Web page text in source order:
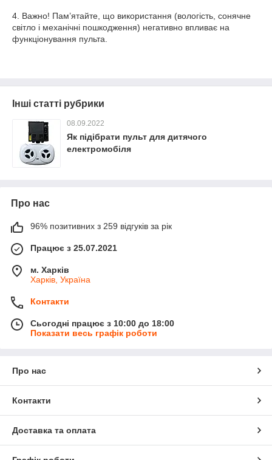
4. Важно! Пам’ятайте, що використання (вологість, сонячне
світло і механічні пошкодження) негативно впливає на
функціонування пульта.
Інші статті рубрики
08.09.2022
Як підібрати пульт для дитячого
електромобіля
Про нас
96% позитивних з 259 відгуків за рік
Працює з 25.07.2021
м. Харків
Харків, Україна
Контакти
Сьогодні працює з 10:00 до 18:00
Показати весь графік роботи
Про нас
Контакти
Доставка та оплата